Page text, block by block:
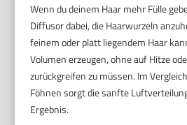
Wenn du deinem Haar mehr Fülle
Diffusor dabei, die Haarwurzeln
feinem oder platt liegendem Haar
Volumen erzeugen, ohne auf Hitze
zurückgreifen zu müssen. Im
Föhnen sorgt die sanfte
Ergebnis.